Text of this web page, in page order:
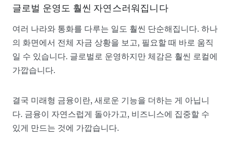
글로벌 운영도 훨씬 자연스러워집니다
여러 나라와 통화를 다루는 일도 훨씬 단순해집니다. 하나
의 화면에서 전체 자금 상황을 보고, 필요할 때 바로 움직
일 수 있습니다. 글로벌로 운영하지만 체감은 훨씬 로컬에
가깝습니다.
결국 미래형 금융이란, 새로운 기능을 더하는 게 아닙니
다. 금융이 자연스럽게 돌아가고, 비즈니스에 집중할 수
있게 만드는 것에 가깝습니다.